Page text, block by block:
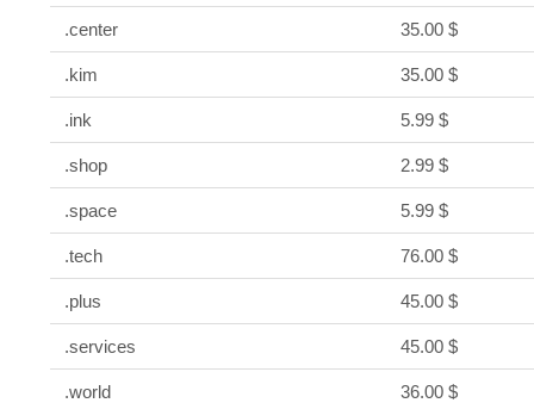
.center 35.00 $
.kim 35.00 $
.ink 5.99 $
.shop 2.99 $
.space 5.99 $
.tech 76.00 $
.plus 45.00 $
.services 45.00 $
.world 36.00 $